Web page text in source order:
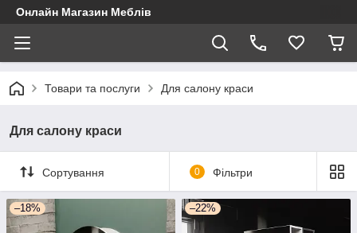
Онлайн Магазин Меблів
Товари та послуги Для салону краси
Для салону краси
Сортування 0 Фільтри
–18% –22%